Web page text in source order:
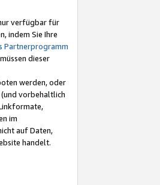
verfügbar für
indem Sie Ihre
Partnerprogramm
dieser
werden, oder
vorbehaltlich
im
auf Daten,
handelt.